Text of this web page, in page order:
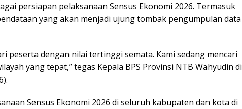
persiapan pelaksanaan Sensus Ekonomi 2026. Termasuk
yang akan menjadi ujung tombak pengumpulan data
peserta dengan nilai tertinggi semata. Kami sedang mencari
yang tepat,” tegas Kepala BPS Provinsi NTB Wahyudin di
Sensus Ekonomi 2026 di seluruh kabupaten dan kota di